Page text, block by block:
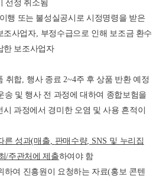
선정 취소됨
행 또는 불성실공시로 시정명령을 받은
조사업자, 부정수급으로 인해 보조금 환수
한 보조사업자
취합, 행사 종료 2~4주 후 상품 반환 예정
송 및 행사 전 과정에 대하여 종합보험을
시 과정에서 경미한 오염 및 사용 흔적이
른 성과(매출, 판매수량, SNS 및 누리집
/주관처에 제출하여야 함
하여 진흥원이 요청하는 자료(홍보 콘텐